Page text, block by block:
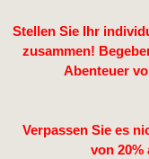
Stellen Sie Ihr
zusammen!
Abenteuer
Verpassen Sie es
von 20%